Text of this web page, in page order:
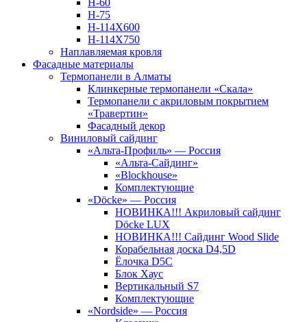
Н-60
Н-75
Н-114Х600
Н-114Х750
Наплавляемая кровля
Фасадные материалы
Термопанели в Алматы
Клинкерные термопанели «Скала»
Термопанели с акриловым покрытием
«Травертин»
Фасадный декор
Виниловый сайдинг
«Альта-Профиль» — Россия
«Альта-Сайдинг»
«Blockhouse»
Комплектующие
«Döcke» — Россия
НОВИНКА!!! Акриловый сайдинг
Döcke LUX
НОВИНКА!!! Сайдинг Wood Slide
Корабельная доска D4,5D
Ёлочка D5C
Блок Хаус
Вертикальный S7
Комплектующие
«Nordside» — Россия